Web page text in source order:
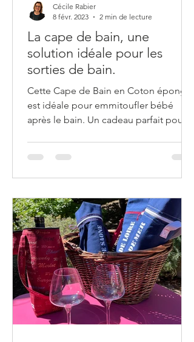
La cape de bain, une
solution idéale pour les
sorties de bain.
Cette Cape de Bain en Coton éponge
est idéale pour emmitoufler bébé
après le bain. Un cadeau parfait pour
Cécile Rabier
8 févr. 2023
2 min de lecture